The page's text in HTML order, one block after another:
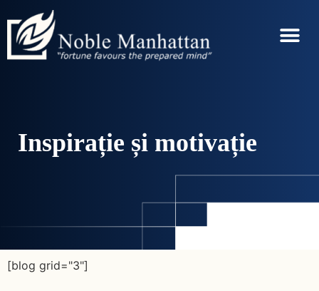
Inspirație și motivație
[blog grid="3"]